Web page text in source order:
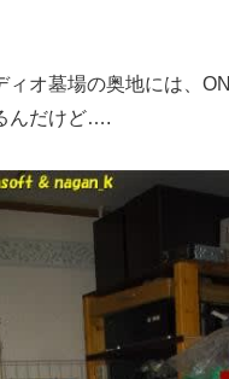
ィオ墓場の奥地には、
んだけど….